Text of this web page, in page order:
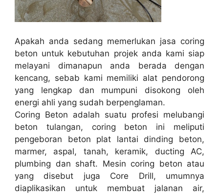
Apakah anda sedang memerlukan jasa coring
beton untuk kebutuhan projek anda kami siap
melayani dimanapun anda berada dengan
kencang, sebab kami memiliki alat pendorong
yang lengkap dan mumpuni disokong oleh
energi ahli yang sudah berpenglaman.
Coring Beton adalah suatu profesi melubangi
beton tulangan, coring beton ini meliputi
pengeboran beton plat lantai dinding beton,
marmer, aspal, tanah, keramik, ducting AC,
plumbing dan shaft. Mesin coring beton atau
yang disebut juga Core Drill, umumnya
diaplikasikan untuk membuat jalanan air,